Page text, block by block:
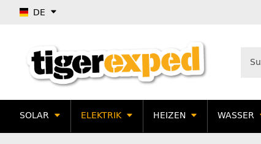
DE
SOLAR ELEKTRIK HEIZEN WASSER